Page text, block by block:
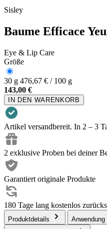
Sisley
Baume Efficace
Eye & Lip Care
Größe
30 g 476,67 € / 100 g
143,00 €
IN DEN WARENKORB
Artikel versandbereit. In 2 – 3
2 exklusive Proben bei deiner
Garantiert originale Produkte
180 Tage lang kostenlos
Produktdetails Anwendung